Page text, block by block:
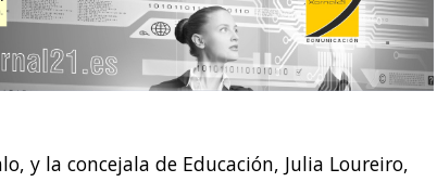
y la concejala de Educación, Julia Loureiro,